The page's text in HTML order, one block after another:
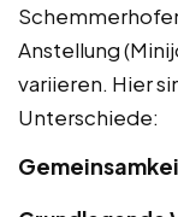
Anstellung
variieren. Hier
Unterschiede: